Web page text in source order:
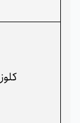
کلوز B